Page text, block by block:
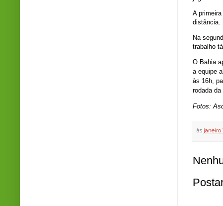
A
distância.
Na
trabalho
O Bahia
a equipe
às 16h,
rodada
Fotos:
às janeiro